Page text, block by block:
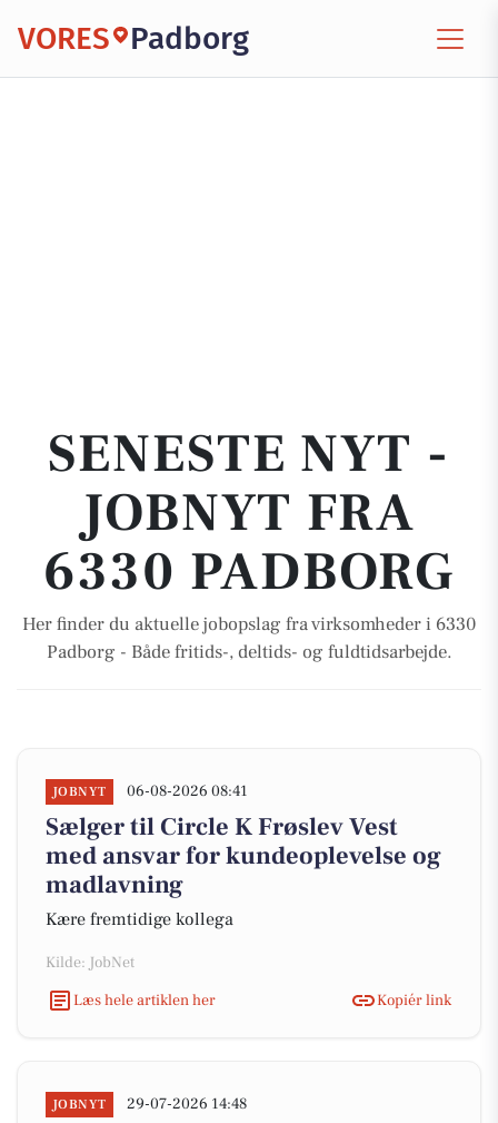
VORES Padborg
SENESTE NYT -
JOBNYT FRA
6330 PADBORG
Her finder du aktuelle jobopslag fra virksomheder i 6330
Padborg - Både fritids-, deltids- og fuldtidsarbejde.
JOBNYT 06-08-2026 08:41
Sælger til Circle K Frøslev Vest
med ansvar for kundeoplevelse og
madlavning
Kære fremtidige kollega
Kilde: JobNet
Læs hele artiklen her
Kopiér link
JOBNYT 29-07-2026 14:48